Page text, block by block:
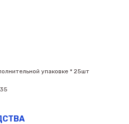
упаковке * 25шт